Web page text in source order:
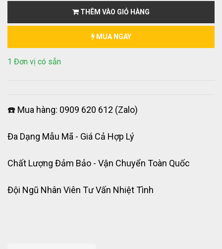
THÊM VÀO GIỎ HÀNG
MUA NGAY
1 Đơn vị có sẵn
☎️ Mua hàng: 0909 620 612 (Zalo)
Đa Dạng Mẫu Mã - Giá Cả Hợp Lý
Chất Lượng Đảm Bảo - Vận Chuyển Toàn Quốc
Đội Ngũ Nhân Viên Tư Vấn Nhiệt Tình